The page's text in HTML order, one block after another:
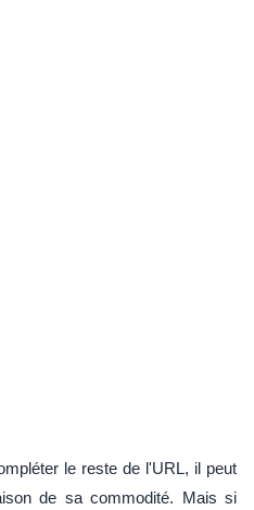
le reste de l'URL, il peut
de sa commodité. Mais si